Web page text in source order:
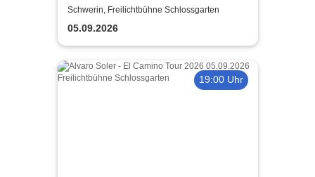
2026
Schwerin, Freilichtbühne Schlossgarten
05.09.2026
19:00 Uhr